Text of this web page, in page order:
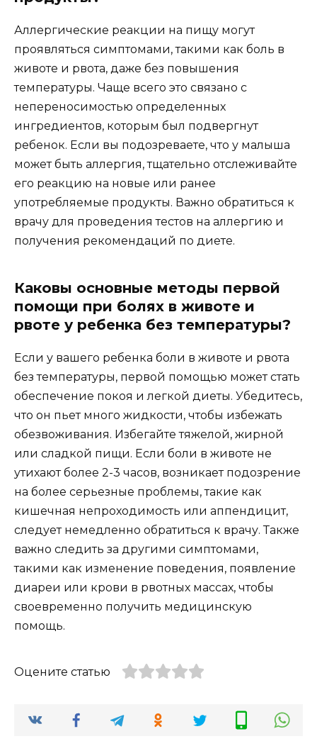
Аллергические реакции на пищу могут
проявляться симптомами, такими как боль в
животе и рвота, даже без повышения
температуры. Чаще всего это связано с
непереносимостью определенных
ингредиентов, которым был подвергнут
ребенок. Если вы подозреваете, что у малыша
может быть аллергия, тщательно отслеживайте
его реакцию на новые или ранее
употребляемые продукты. Важно обратиться к
врачу для проведения тестов на аллергию и
получения рекомендаций по диете.
Каковы основные методы первой
помощи при болях в животе и
рвоте у ребенка без температуры?
Если у вашего ребенка боли в животе и рвота
без температуры, первой помощью может стать
обеспечение покоя и легкой диеты. Убедитесь,
что он пьет много жидкости, чтобы избежать
обезвоживания. Избегайте тяжелой, жирной
или сладкой пищи. Если боли в животе не
утихают более 2-3 часов, возникает подозрение
на более серьезные проблемы, такие как
кишечная непроходимость или аппендицит,
следует немедленно обратиться к врачу. Также
важно следить за другими симптомами,
такими как изменение поведения, появление
диареи или крови в рвотных массах, чтобы
своевременно получить медицинскую
помощь.
Оцените статью